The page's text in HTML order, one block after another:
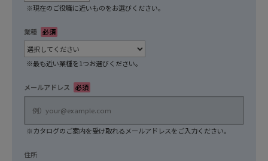
※現在のご役職に近いものをお選びください。
業種 必須
※最も近い業種を1つお選びください。
メールアドレス 必須
※カタログのご案内を受け取れるメールアドレスをご入力ください。
住所